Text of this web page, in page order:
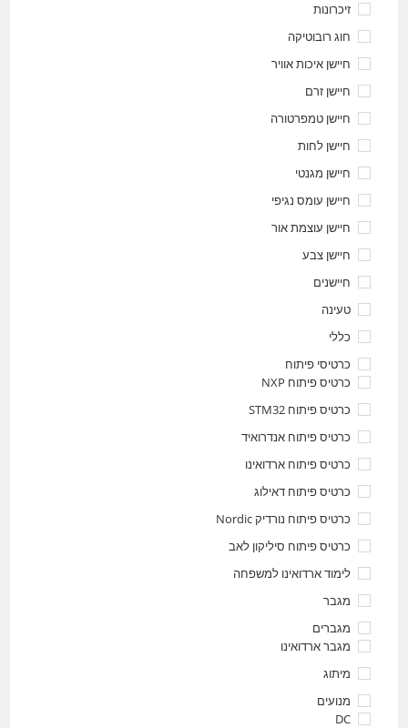
זיכרונות
חוג רובוטיקה
חיישן איכות אוויר
חיישן זרם
חיישן טמפרטורה
חיישן לחות
חיישן מגנטי
חיישן עומס נגיפי
חיישן עוצמת אור
חיישן צבע
חיישנים
טעינה
כללי
כרטיסי פיתוח
כרטיס פיתוח NXP
כרטיס פיתוח STM32
כרטיס פיתוח אנדרואיד
כרטיס פיתוח ארדואינו
כרטיס פיתוח דאילוג
כרטיס פיתוח נורדיק Nordic
כרטיס פיתוח סיליקון לאב
לימוד ארדואינו למשפחה
מגבר
מגברים
מגבר ארדואינו
מיתוג
מנועים
DC